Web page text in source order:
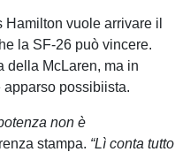
vuole arrivare il
la SF-26 può vincere.
della McLaren, ma in
possibiista.
non è
stampa. “Lì conta tutto